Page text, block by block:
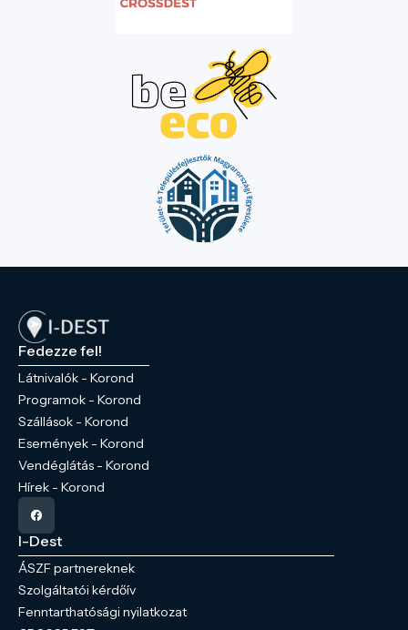
Fedezze fel!
Látnivalók - Korond
Programok - Korond
Szállások - Korond
Események - Korond
Vendéglátás - Korond
Hírek - Korond
I-Dest
ÁSZF partnereknek
Szolgáltatói kérdőív
Fenntarthatósági nyilatkozat